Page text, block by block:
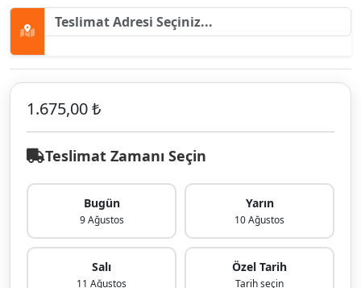
1.675,00 ₺
Teslimat Zamanı Seçin
Bugün
9 Ağustos
Yarın
10 Ağustos
Salı
11 Ağustos
Özel Tarih
Tarih seçin